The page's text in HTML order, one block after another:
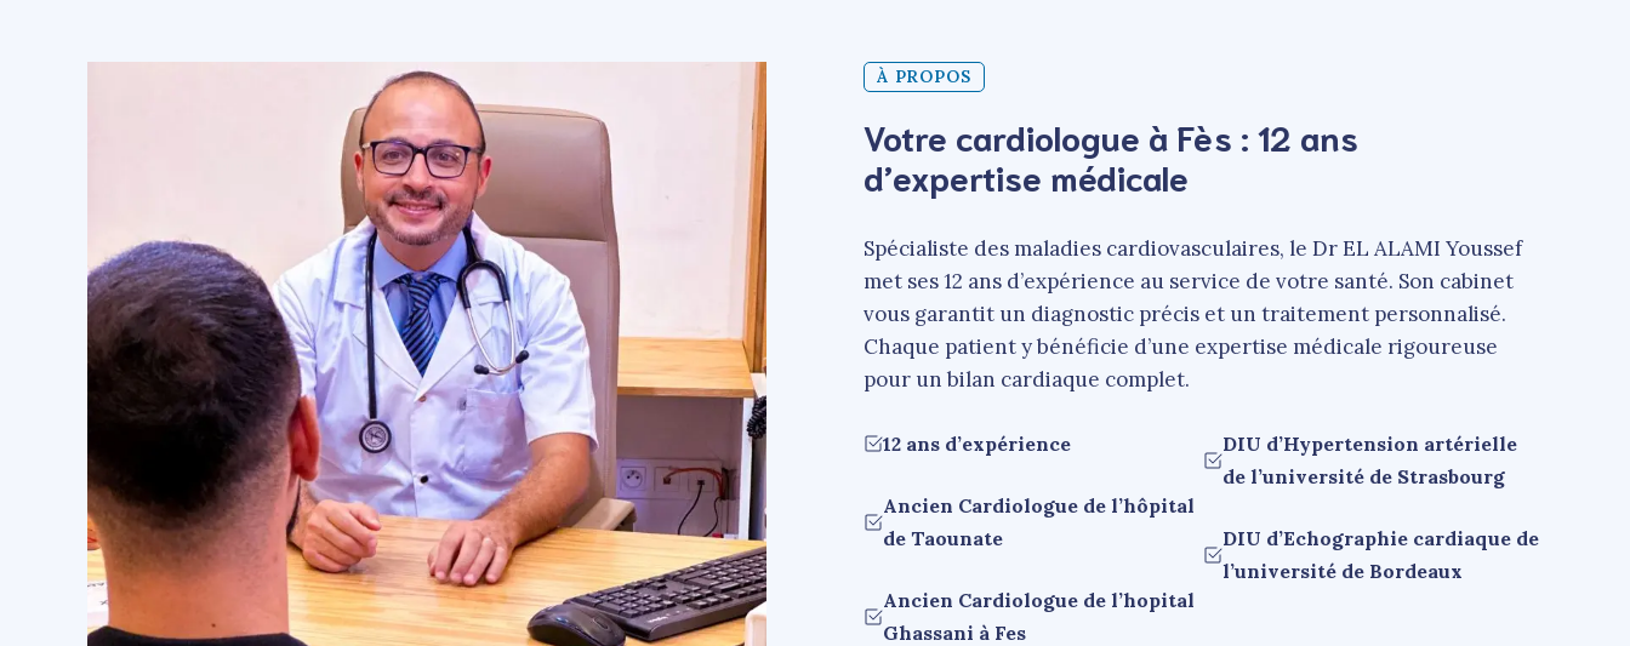
À PROPOS
Votre cardiologue à Fès : 12 ans
d’expertise médicale
Spécialiste des maladies cardiovasculaires, le Dr EL ALAMI Youssef
met ses 12 ans d’expérience au service de votre santé. Son cabinet
vous garantit un diagnostic précis et un traitement personnalisé.
Chaque patient y bénéficie d’une expertise médicale rigoureuse
pour un bilan cardiaque complet.
12 ans d’expérience
Ancien Cardiologue de l’hôpital
de Taounate
Ancien Cardiologue de l’hopital
Ghassani à Fes
DIU d’Hypertension artérielle
de l’université de Strasbourg
DIU d’Echographie cardiaque de
l’université de Bordeaux